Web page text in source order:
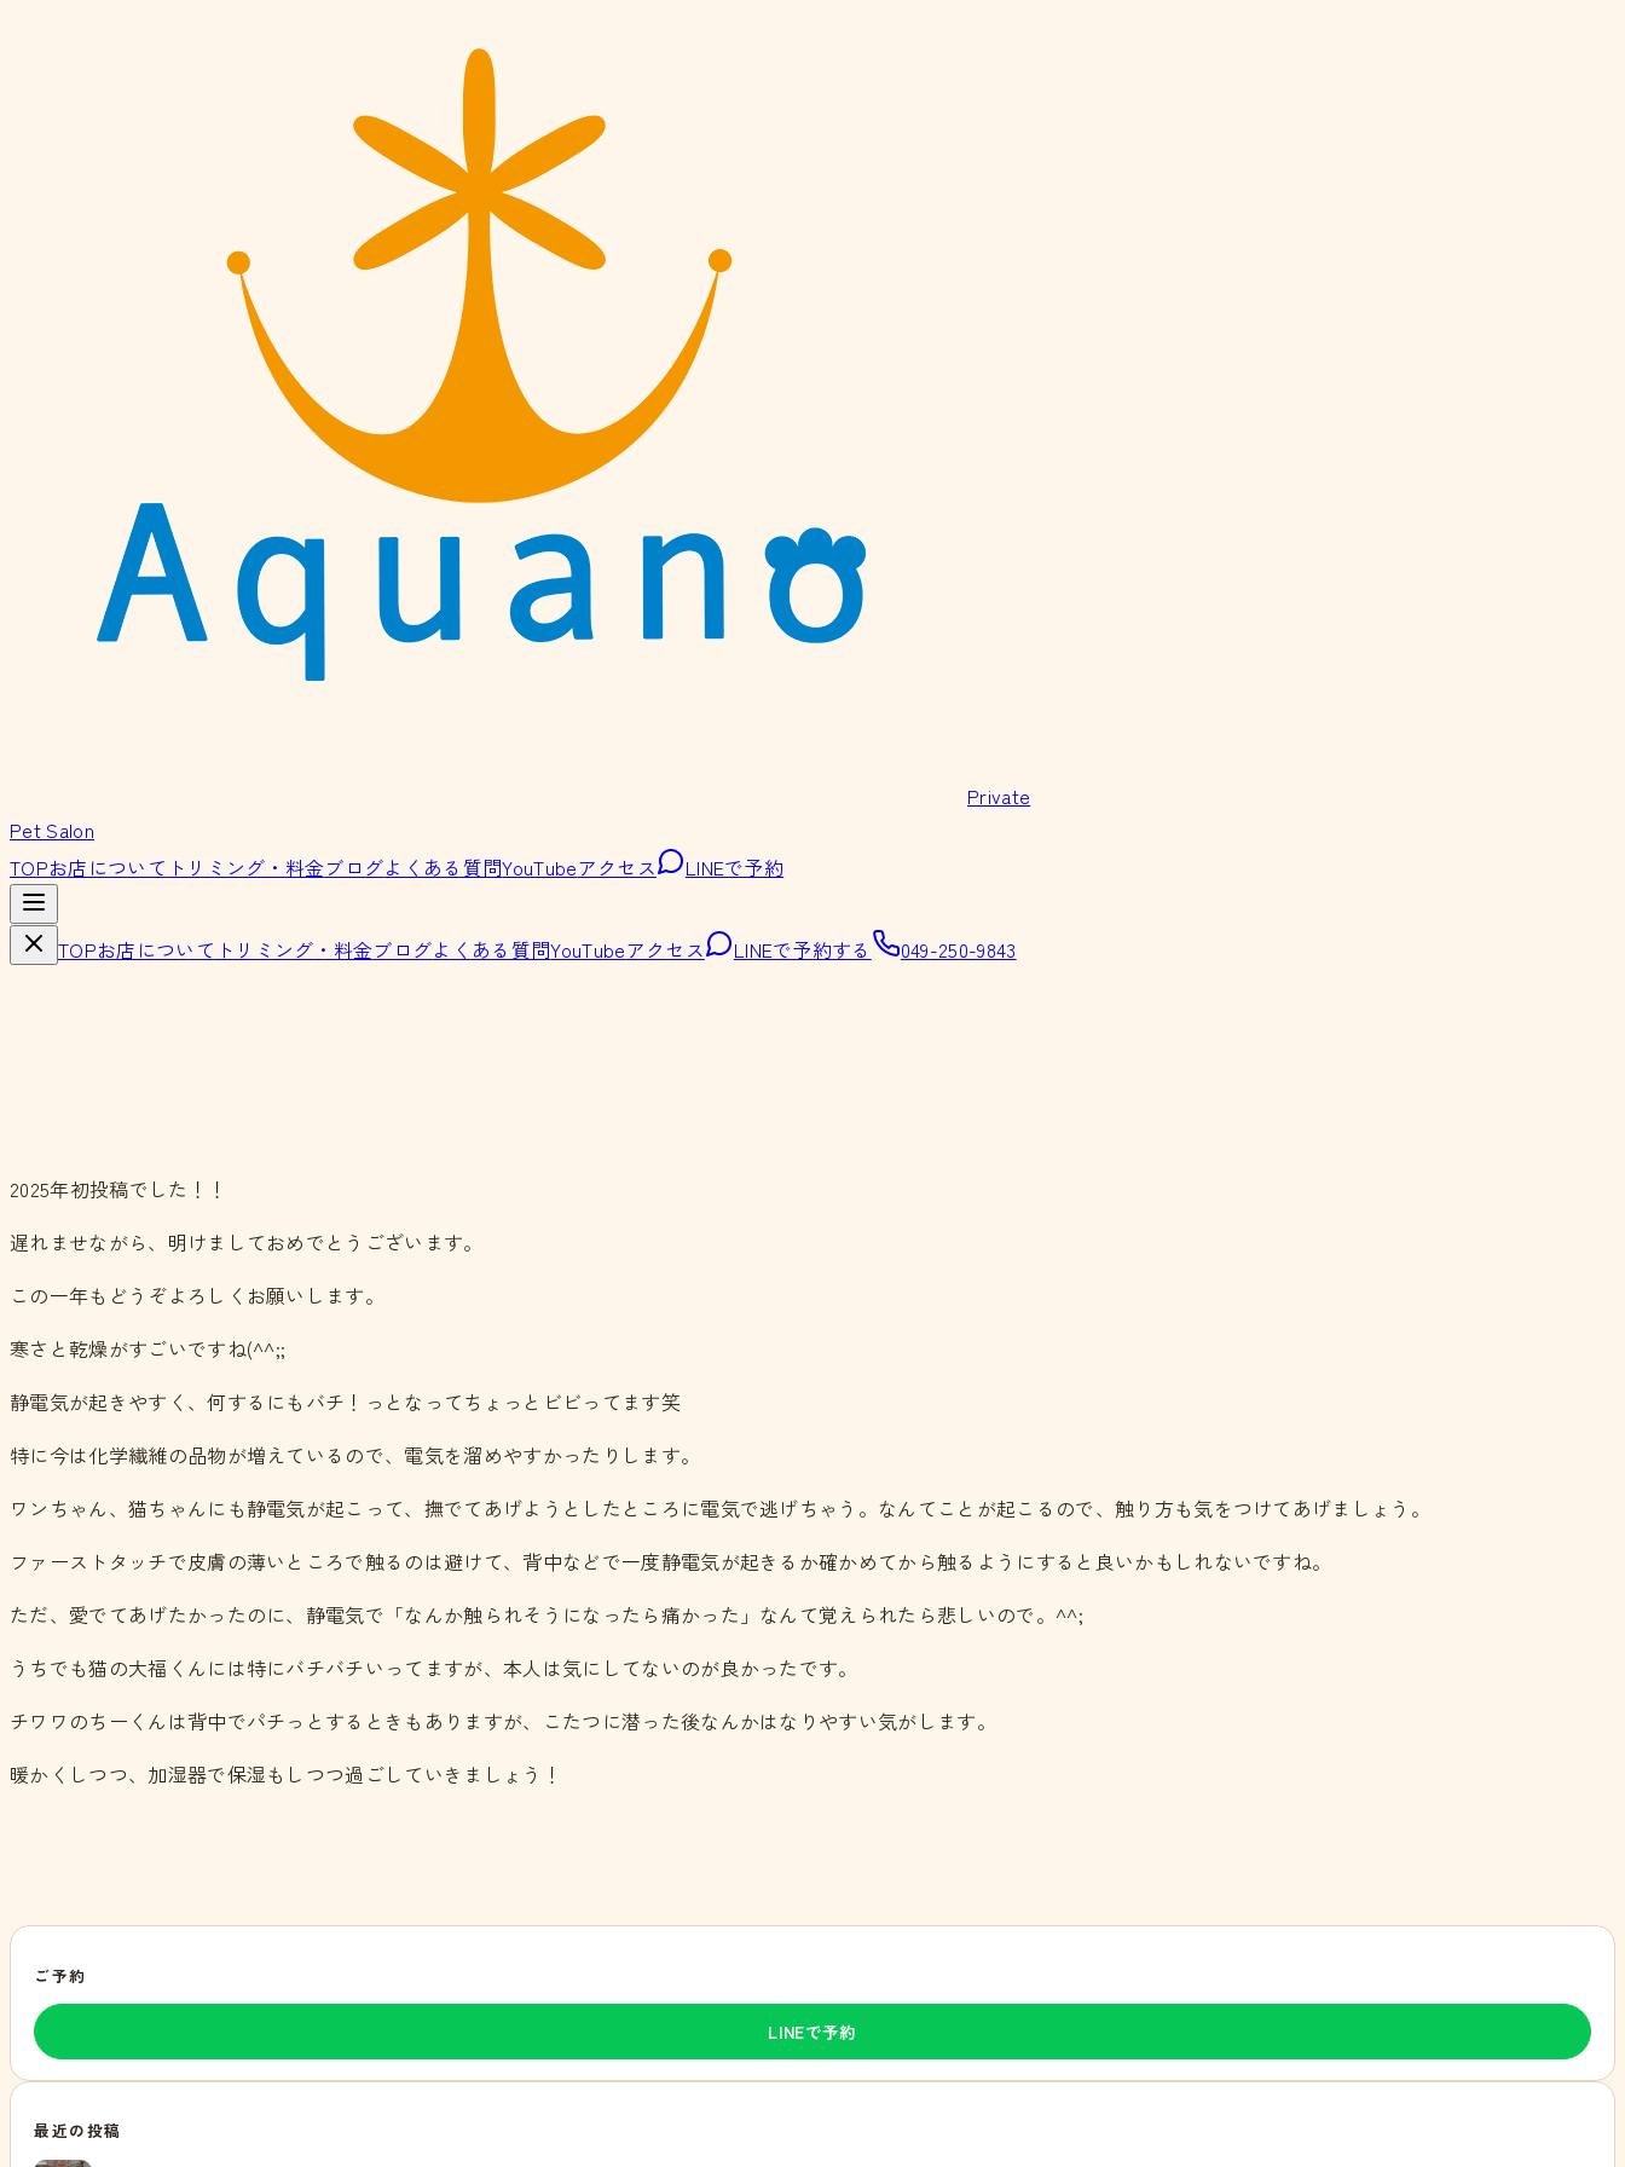
Private
Pet Salon
TOPお店について トリミング・料金ブログよくある質問YouTubeアクセス LINEで予約
TOPお店について トリミング・料金ブログよくある質問YouTubeアクセス LINEで予約する 049-250-9843
2025年初投稿でした！！
遅れませながら、明けましておめでとうございます。
この一年もどうぞよろしくお願いします。
寒さと乾燥がすごいですね(^^;;
静電気が起きやすく、何するにもバチ！っとなってちょっとビビってます笑
特に今は化学繊維の品物が増えているので、電気を溜めやすかったりします。
ワンちゃん、猫ちゃんにも静電気が起こって、撫でてあげようとしたところに電気で逃げちゃう。なんてことが起こるので、触り方も気をつけてあげましょう。
ファーストタッチで皮膚の薄いところで触るのは避けて、背中などで一度静電気が起きるか確かめてから触るようにすると良いかもしれないですね。
ただ、愛でてあげたかったのに、静電気で「なんか触られそうになったら痛かった」なんて覚えられたら悲しいので。^^;
うちでも猫の大福くんには特にバチバチいってますが、本人は気にしてないのが良かったです。
チワワのちーくんは背中でパチっとするときもありますが、こたつに潜った後なんかはなりやすい気がします。
暖かくしつつ、加湿器で保湿もしつつ過ごしていきましょう！
ご予約
LINEで予約
最近の投稿